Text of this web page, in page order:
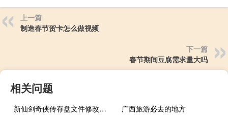
上一篇
制造春节贺卡怎么做视频
下一篇
春节期间豆腐需求量大吗
相关问题
新仙剑奇侠传存盘文件修改器 绿色免费版（新仙剑奇侠传存盘文件修改器 绿色免费版功能简介）
广西旅游必去的地方